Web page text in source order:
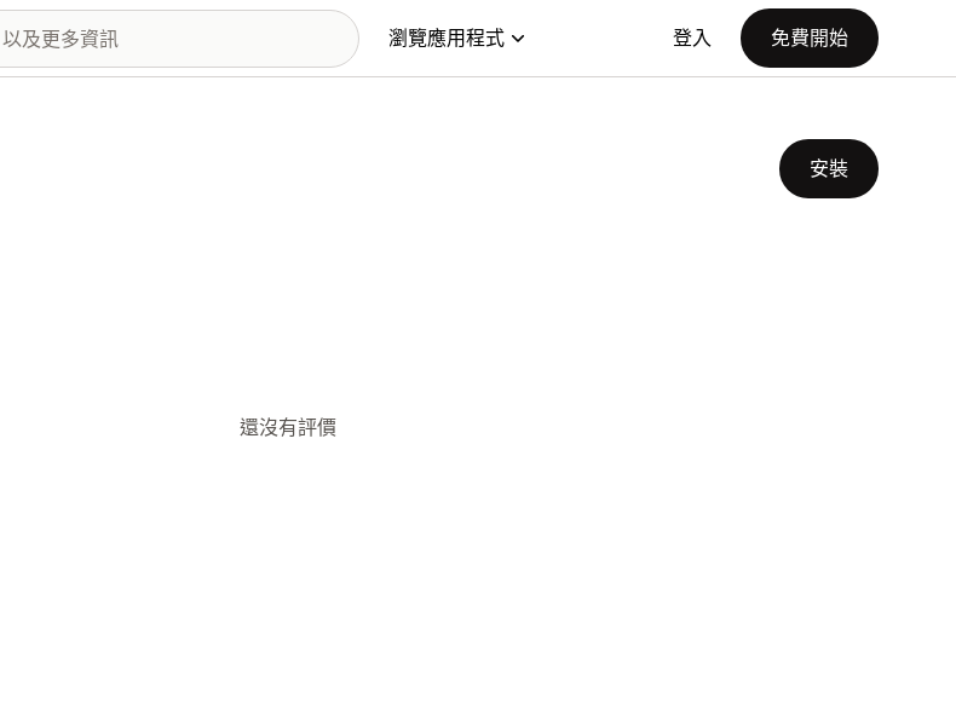
瀏覽應用程式 登入 免費開始
安裝
還沒有評價